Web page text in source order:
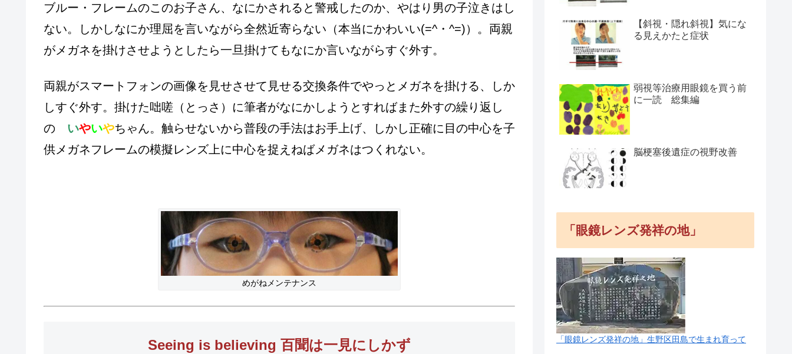
ブルー・フレームのこのお子さん、なにかされると警戒したのか、やはり男の子泣きはし
ない。しかしなにか理屈を言いながら全然近寄らない（本当にかわいい(=^・^=)）。両親
がメガネを掛けさせようとしたら一旦掛けてもなにか言いながらすぐ外す。
両親がスマートフォンの画像を見せさせて見せる交換条件でやっとメガネを掛ける、しか
しすぐ外す。掛けた咄嗟（とっさ）に筆者がなにかしようとすればまた外すの繰り返し
の いやいやちゃん。触らせないから普段の手法はお手上げ、しかし正確に目の中心を子
供メガネフレームの模擬レンズ上に中心を捉えねばメガネはつくれない。
めがねメンテナンス
Seeing is believing 百聞は一見にしかず
【斜視・隠れ斜視】気にな
る見えかたと症状
弱視等治療用眼鏡を買う前
に一読 総集編
脳梗塞後遺症の視野改善
「眼鏡レンズ発祥の地」
「眼鏡レンズ発祥の地」生野区田島で生まれ育って